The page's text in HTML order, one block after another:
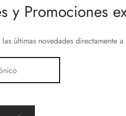
y Promociones
últimas novedades directamente